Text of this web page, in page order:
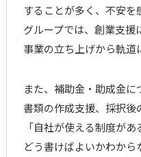
することが多く、不安
グループでは、創業支援
事業の立ち上げから軌道
また、補助金・助成金
書類の作成支援、採択後
「自社が使える制度が
どう書けばよいかわか